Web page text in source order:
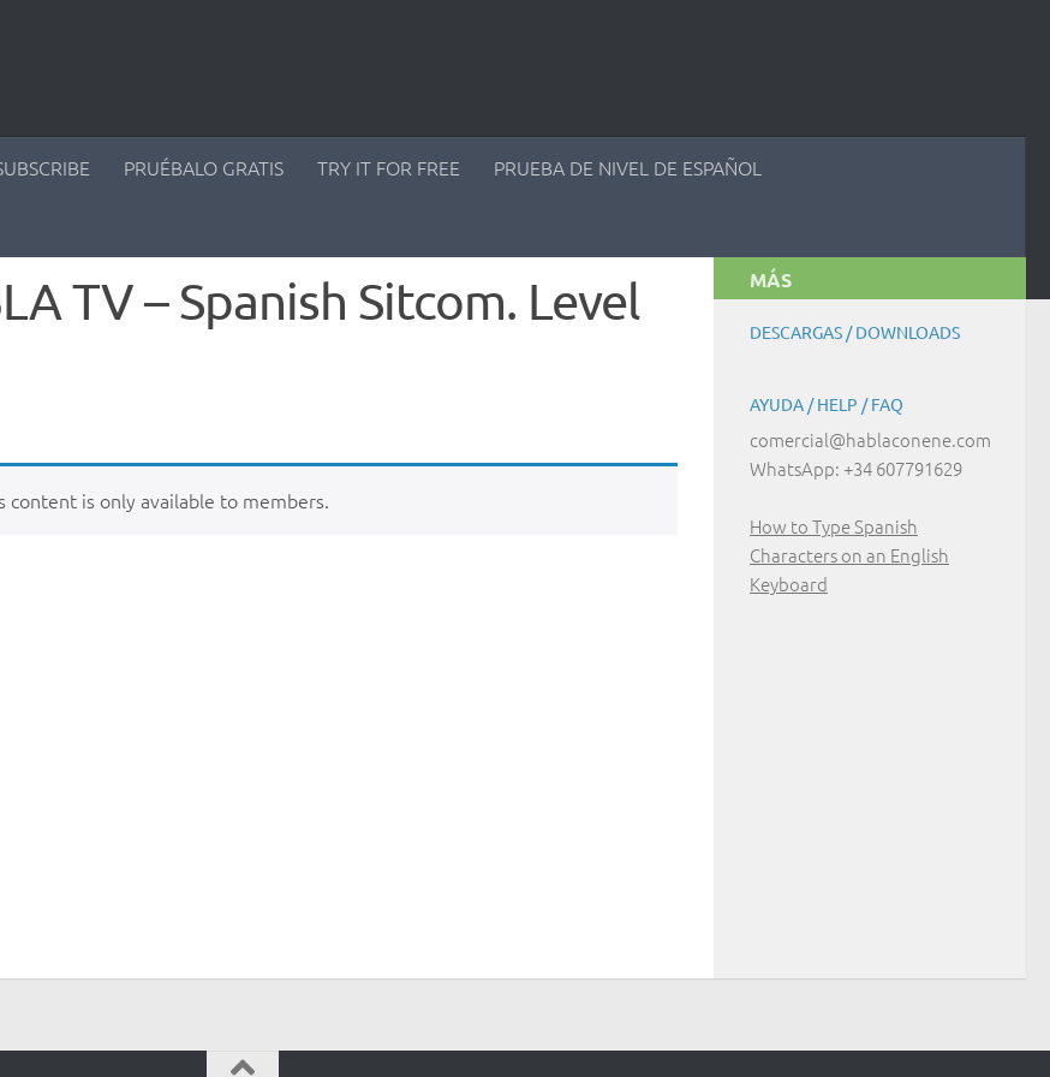
PRUÉBALO GRATIS TRY IT FOR FREE PRUEBA DE NIVEL DE ESPAÑOL
TV – Spanish Sitcom. Level
content is only available to members.
MÁS
DESCARGAS / DOWNLOADS
AYUDA / HELP / FAQ
comercial@hablaconene.com
WhatsApp: +34 607791629
How to Type Spanish
Characters on an English
Keyboard